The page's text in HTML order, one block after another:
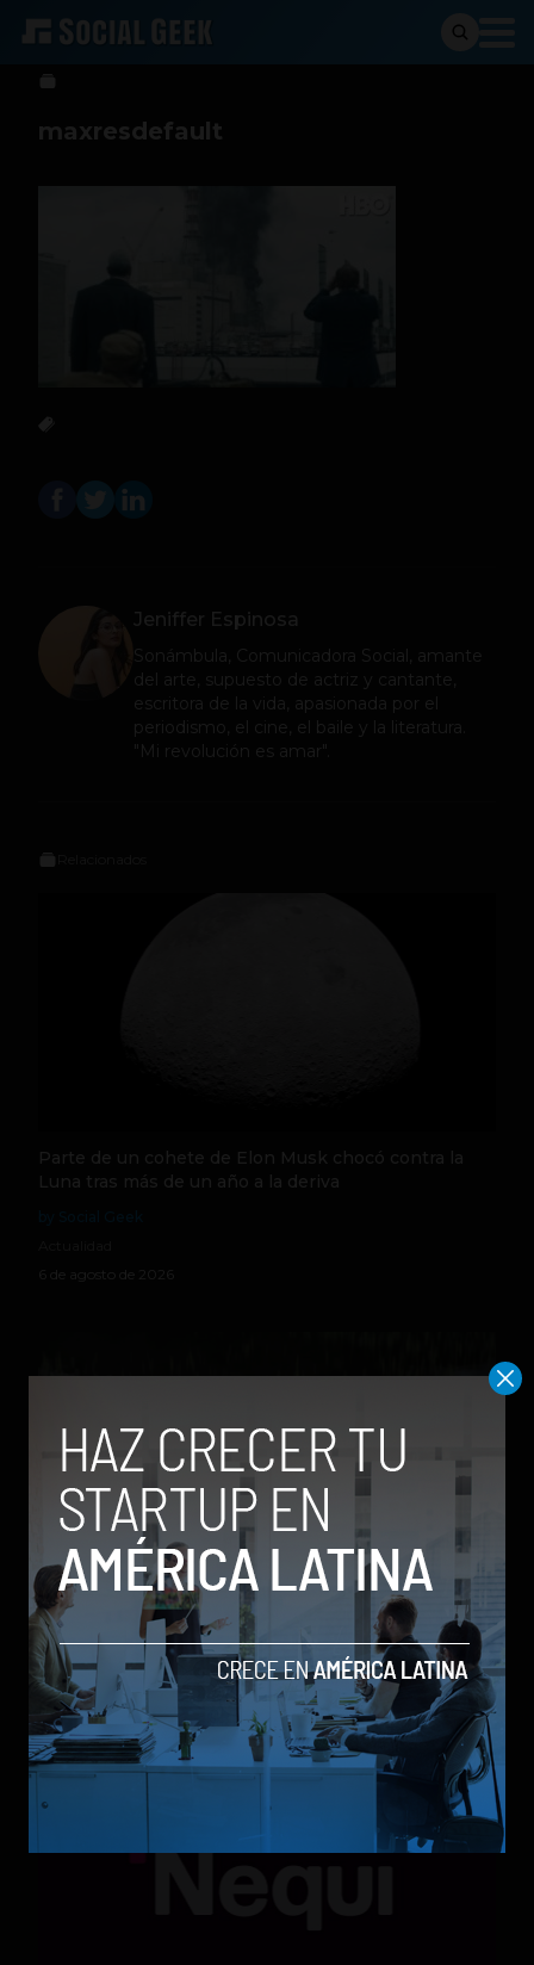
Jeniffer Espinosa 15 de agosto de 2019
maxresdefault
Jeniffer Espinosa
Sonámbula, Comunicadora Social, amante
del arte, supuesto de actriz y cantante,
escritora de la vida, apasionada por el
periodismo, el cine, el baile y la literatura.
"Mi revolución es amar".
Parte de un cohete de Elon Musk chocó contra la
Luna tras más de un año a la deriva
6 de agosto de 2026
Qwen 3.8-Max, la nueva IA de Alibaba que desafía a
los modelos más poderosos
by Sergio Ramos
Actualidad
5 de agosto de 2026